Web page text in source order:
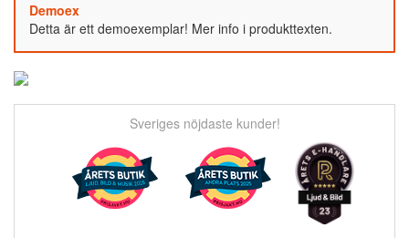
Demoex
Detta är ett demoexemplar! Mer info i produkttexten.
Sveriges nöjdaste kunder!